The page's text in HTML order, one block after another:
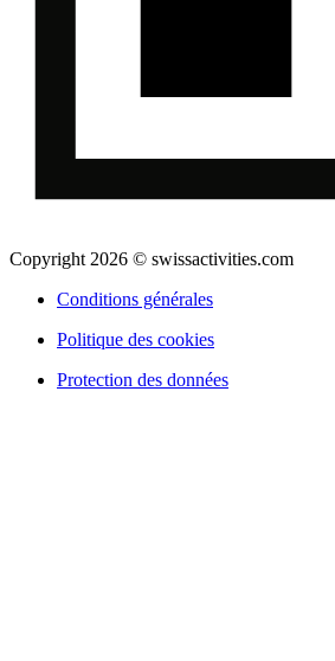
Copyright 2026 © swissactivities.com
Conditions générales
Politique des cookies
Protection des données